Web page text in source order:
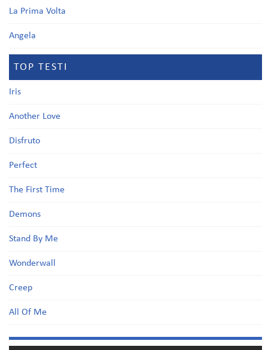
La Prima Volta
Angela
TOP TESTI
Iris
Another Love
Disfruto
Perfect
The First Time
Demons
Stand By Me
Wonderwall
Creep
All Of Me